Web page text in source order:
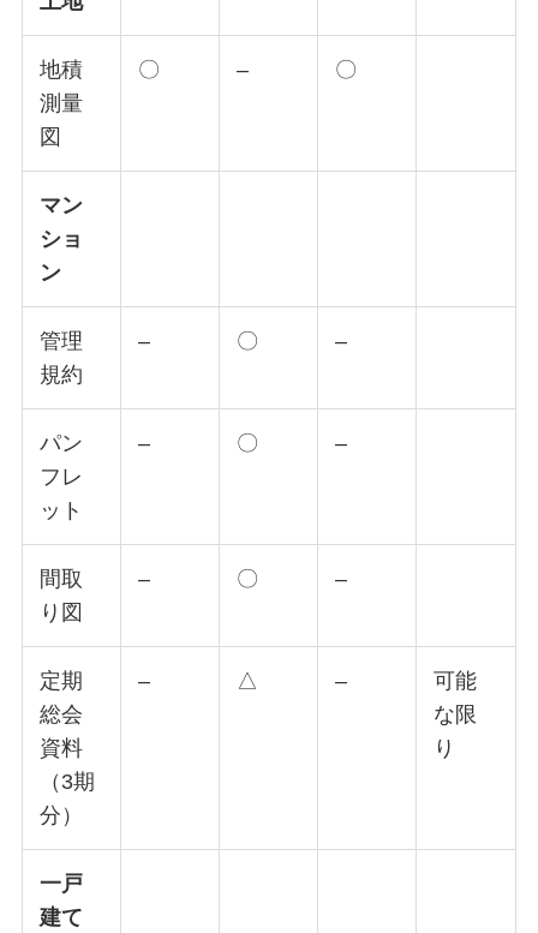
地積
測量
図
〇 – 〇
マン
ショ
ン
管理
規約
– 〇 –
パン
フレ
ット
– 〇 –
間取
り図
– 〇 –
定期
総会
資料
（3期
分）
– △ –
可能
な限
り
一戸
建て